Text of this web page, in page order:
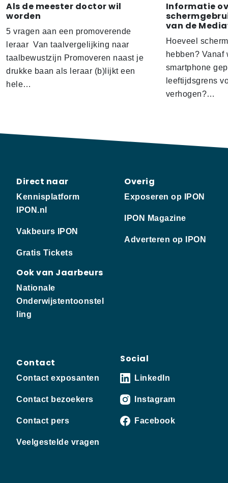
Als de meester doctor wil
worden
5 vragen aan een promoverende
leraar Van taalvergelijking naar
taalbewustzijn Promoveren naast je
drukke baan als leraar (b)lijkt een
hele…
Informatie
van de
Hoeveel
hebben?
smartphone
leeftijdsgrens
verhogen?…
Direct naar
Kennisplatform
IPON.nl
Vakbeurs IPON
Gratis Tickets
Ook van Jaarbeurs
Nationale
Onderwijstentoonstel
ling
Overig
Exposeren op IPON
IPON Magazine
Adverteren op IPON
Contact
Contact exposanten
Contact bezoekers
Contact pers
Veelgestelde vragen
Social
LinkedIn
Instagram
Facebook